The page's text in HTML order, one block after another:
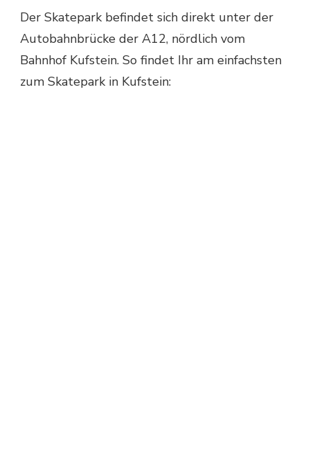
Der Skatepark befindet sich direkt unter der
Autobahnbrücke der A12, nördlich vom
Bahnhof Kufstein. So findet Ihr am einfachsten
zum Skatepark in Kufstein: